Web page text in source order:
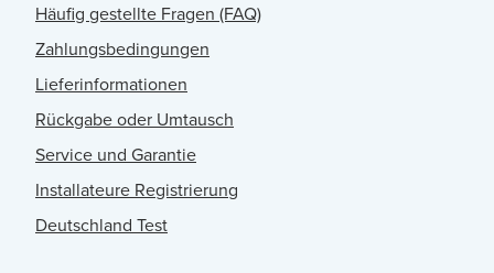
Häufig gestellte Fragen (FAQ)
Zahlungsbedingungen
Lieferinformationen
Rückgabe oder Umtausch
Service und Garantie
Installateure Registrierung
Deutschland Test